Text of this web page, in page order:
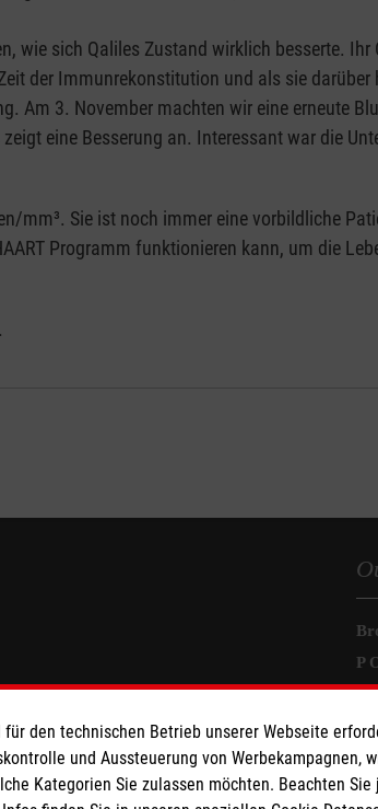
wie sich Qaliles Zustand wirklich besserte. Ihr
der Immunrekonstitution und als sie
Am 3. November machten wir eine erneute
eine Besserung an. Interessant war die
mm³. Sie ist noch immer eine vorbildliche
Programm funktionieren kann, um die
P
den technischen Betrieb unserer Webseite
und Aussteuerung von Werbekampagnen,
Kategorien Sie zulassen möchten. Beachten